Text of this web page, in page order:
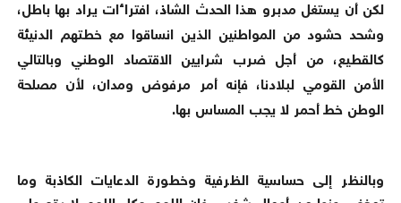
لكن أن يستغل مدبرو هذا الحدث الشاذ، افتراءات يراد بها باطل،
وشحد حشود من المواطنين الذين انساقوا مع خطتهم الدنيئة
كالقطيع، من أجل ضرب شرايين الاقتصاد الوطني وبالتالي
الأمن القومي لبلادنا، فإنه أمر مرفوض ومدان، لأن مصلحة
الوطن خط أحمر لا يجب المساس بها.
وبالنظر إلى حساسية الظرفية وخطورة الدعايات الكاذبة وما